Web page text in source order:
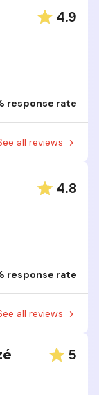
4.9
response rate
all reviews
4.8
response rate
all reviews
5